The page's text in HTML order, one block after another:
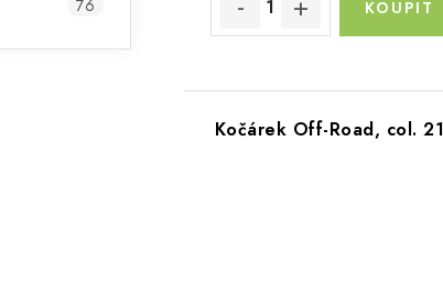
76
Kočárek Off-Road, col.